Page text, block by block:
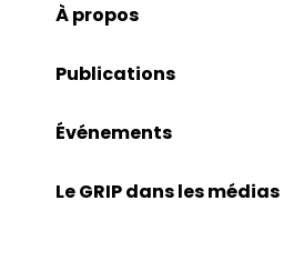
À propos
Publications
Événements
Le GRIP dans les médias